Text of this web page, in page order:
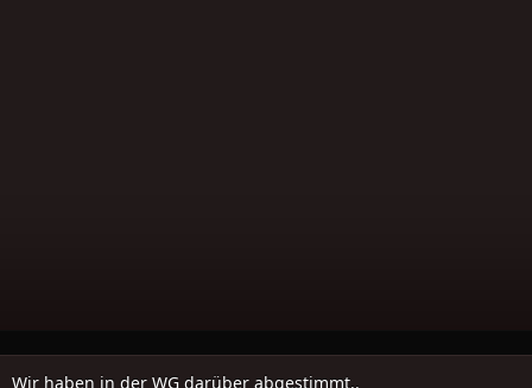
Wir haben in der WG darüber abgestimmt..